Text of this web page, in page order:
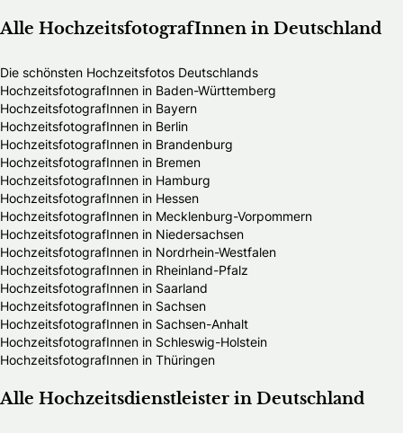
Alle HochzeitsfotografInnen in Deutschland
Die schönsten Hochzeitsfotos Deutschlands
HochzeitsfotografInnen in Baden-Württemberg
HochzeitsfotografInnen in Bayern
HochzeitsfotografInnen in Berlin
HochzeitsfotografInnen in Brandenburg
HochzeitsfotografInnen in Bremen
HochzeitsfotografInnen in Hamburg
HochzeitsfotografInnen in Hessen
HochzeitsfotografInnen in Mecklenburg-Vorpommern
HochzeitsfotografInnen in Niedersachsen
HochzeitsfotografInnen in Nordrhein-Westfalen
HochzeitsfotografInnen in Rheinland-Pfalz
HochzeitsfotografInnen in Saarland
HochzeitsfotografInnen in Sachsen
HochzeitsfotografInnen in Sachsen-Anhalt
HochzeitsfotografInnen in Schleswig-Holstein
HochzeitsfotografInnen in Thüringen
Alle Hochzeitsdienstleister in Deutschland